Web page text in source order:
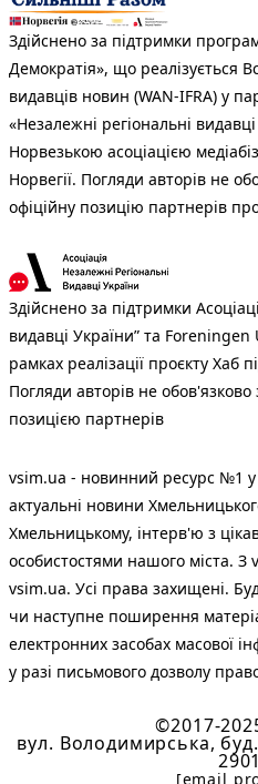
Здійснено за підтримки
Демократія», що реалізується
видавців новин (WAN-IFRA) у
«Незалежні регіональні
Норвезькою асоціацією
Норвегії. Погляди авторів не
офіційну позицію партнерів
Здійснено за підтримки
видавці України” та
рамках реалізації проєкту Хаб
Погляди авторів не обов'язково
позицією партнерів
vsim.ua - новинний ресурс №1 у
актуальні новини
Хмельницькому, інтерв'ю з
особистостями нашого міста.
vsim.ua. Усі права захищені.
чи наступне поширення
електронних засобах масової
у разі письмового дозволу
©2017-
вул. Володимирська,
[email